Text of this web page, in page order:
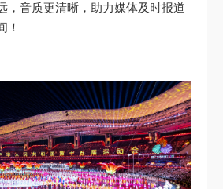
，音质更清晰，助力媒体及时报道
！